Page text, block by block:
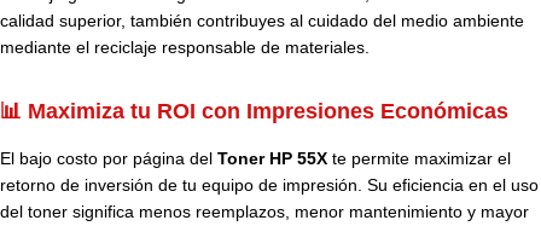
calidad superior, también contribuyes al cuidado del medio ambiente
mediante el reciclaje responsable de materiales.
📊 Maximiza tu ROI con Impresiones Económicas
El bajo costo por página del Toner HP 55X te permite maximizar el
retorno de inversión de tu equipo de impresión. Su eficiencia en el uso
del toner significa menos reemplazos, menor mantenimiento y mayor